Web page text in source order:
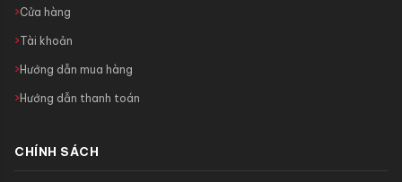
Cửa hàng
Tài khoản
Hướng dẫn mua hàng
Hướng dẫn thanh toán
CHÍNH SÁCH